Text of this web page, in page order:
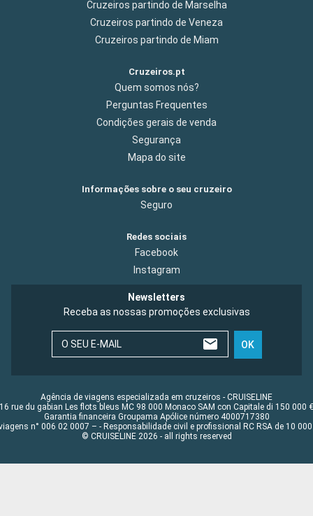
Cruzeiros partindo de Marselha
Cruzeiros partindo de Veneza
Cruzeiros partindo de Miam
Cruzeiros.pt
Quem somos nós?
Perguntas Frequentes
Condições gerais de venda
Segurança
Mapa do site
Informações sobre o seu cruzeiro
Seguro
Redes sociais
Facebook
Instagram
Newsletters
Receba as nossas promoções exclusivas
O SEU E-MAIL OK
Agência de viagens especializada em cruzeiros - CRUISELINE
16 rue du gabian Les flots bleus MC 98 000 Monaco SAM con Capitale di 150 000 €
Garantia financeira Groupama Apólice número 4000717380
n° 006 02 0007 – - Responsabilidade civil e profissional RC RSA de 10 000
© CRUISELINE 2026 - all rights reserved